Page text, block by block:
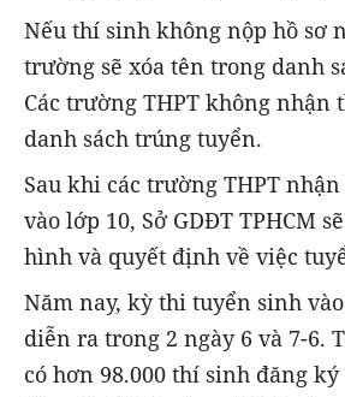
Nếu thí sinh không nộp hồ sơ
trường sẽ xóa tên trong danh
Các trường THPT không nhận
danh sách trúng tuyển.
Sau khi các trường THPT
vào lớp 10, Sở GDĐT TPHCM
hình và quyết định về việc
Năm nay, kỳ thi tuyển sinh
diễn ra trong 2 ngày 6 và 7-6.
có hơn 98.000 thí sinh đăng